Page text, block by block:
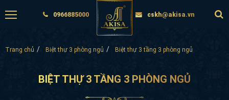
0966885000 cskh@akisa.vn
Trang chủ Biệt thự 3 phòng ngủ Biệt thự 3 tầng 3 phòng ngủ
BIỆT THỰ 3 TẦNG 3 PHÒNG NGỦ